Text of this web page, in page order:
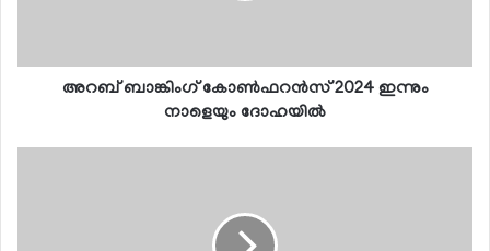
അറബ് ബാങ്കിംഗ് കോണ്‍ഫറന്‍സ് 2024 ഇന്നും
നാളെയും ദോഹയില്‍